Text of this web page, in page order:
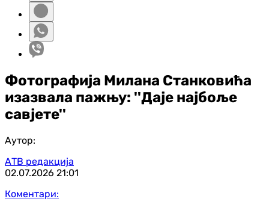
Фотографија Милана Станковића
изазвала пажњу: ''Даје најбоље
савјете''
Аутор:
АТВ редакција
02.07.2026 21:01
Коментари: